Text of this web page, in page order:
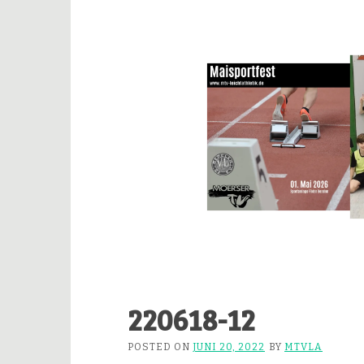
220618-12
POSTED ON JUNI 20, 2022 BY MTVLA